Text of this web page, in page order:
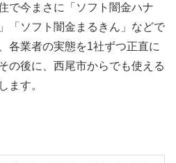
で今まさに「ソフト闇金ハナ
「ソフト闇金まるきん」などで
各業者の実態を1社ずつ正直に
の後に、西尾市からでも使える
ます。